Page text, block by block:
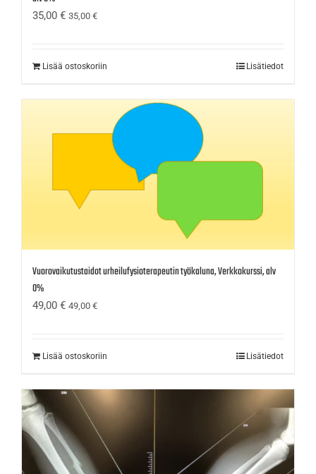
35,00 € 35,00 €
Lisää ostoskoriin Lisätiedot
Vuorovaikutustaidot urheilufysioterapeutin työkaluna, Verkkokurssi, alv
0%
49,00 € 49,00 €
Lisää ostoskoriin Lisätiedot